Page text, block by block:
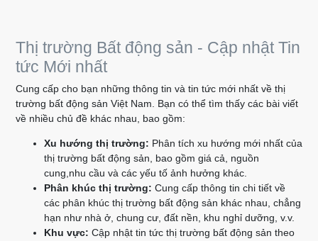
Thị trường Bất động sản - Cập nhật Tin
tức Mới nhất
Cung cấp cho bạn những thông tin và tin tức mới nhất về thị
trường bất động sản Việt Nam. Bạn có thể tìm thấy các bài viết
về nhiều chủ đề khác nhau, bao gồm:
Xu hướng thị trường: Phân tích xu hướng mới nhất của
thị trường bất động sản, bao gồm giá cả, nguồn
cung,nhu cầu và các yếu tố ảnh hưởng khác.
Phân khúc thị trường: Cung cấp thông tin chi tiết về
các phân khúc thị trường bất động sản khác nhau, chẳng
hạn như nhà ở, chung cư, đất nền, khu nghỉ dưỡng, v.v.
Khu vực: Cập nhật tin tức thị trường bất động sản theo